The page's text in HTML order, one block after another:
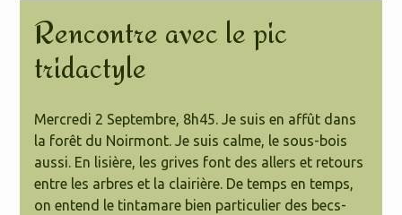
Rencontre avec le pic
tridactyle
Mercredi 2 Septembre, 8h45. Je suis en affût dans
la forêt du Noirmont. Je suis calme, le sous-bois
aussi. En lisière, les grives font des allers et retours
entre les arbres et la clairière. De temps en temps,
on entend le tintamare bien particulier des becs-